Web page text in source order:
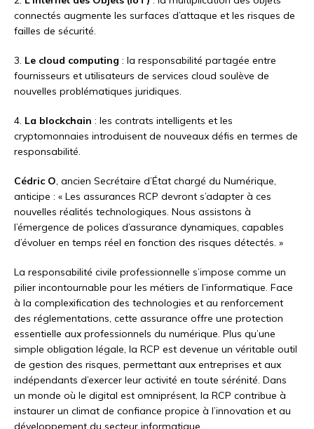
connectés augmente les surfaces d’attaque et les risques de
failles de sécurité.
3. Le cloud computing : la responsabilité partagée entre
fournisseurs et utilisateurs de services cloud soulève de
nouvelles problématiques juridiques.
4. La blockchain : les contrats intelligents et les
cryptomonnaies introduisent de nouveaux défis en termes de
responsabilité.
Cédric O, ancien Secrétaire d’État chargé du Numérique,
anticipe : « Les assurances RCP devront s’adapter à ces
nouvelles réalités technologiques. Nous assistons à
l’émergence de polices d’assurance dynamiques, capables
d’évoluer en temps réel en fonction des risques détectés. »
La responsabilité civile professionnelle s’impose comme un
pilier incontournable pour les métiers de l’informatique. Face
à la complexification des technologies et au renforcement
des réglementations, cette assurance offre une protection
essentielle aux professionnels du numérique. Plus qu’une
simple obligation légale, la RCP est devenue un véritable outil
de gestion des risques, permettant aux entreprises et aux
indépendants d’exercer leur activité en toute sérénité. Dans
un monde où le digital est omniprésent, la RCP contribue à
instaurer un climat de confiance propice à l’innovation et au
développement du secteur informatique.